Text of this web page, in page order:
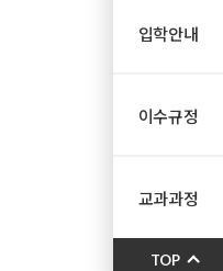
입학안내
이수규정
교과과정
TOP